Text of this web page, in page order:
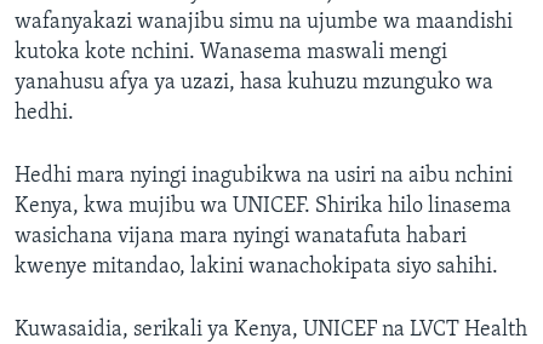
wafanyakazi wanajibu simu na ujumbe wa maandishi
kutoka kote nchini. Wanasema maswali mengi
yanahusu afya ya uzazi, hasa kuhuzu mzunguko wa
hedhi.
Hedhi mara nyingi inagubikwa na usiri na aibu nchini
Kenya, kwa mujibu wa UNICEF. Shirika hilo linasema
wasichana vijana mara nyingi wanatafuta habari
kwenye mitandao, lakini wanachokipata siyo sahihi.
Kuwasaidia, serikali ya Kenya, UNICEF na LVCT Health